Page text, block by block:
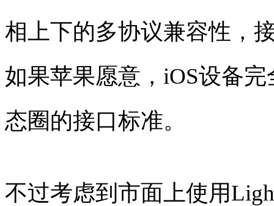
相上下的多协议兼容性，
如果苹果愿意，iOS设备
态圈的接口标准。
不过考虑到市面上使用